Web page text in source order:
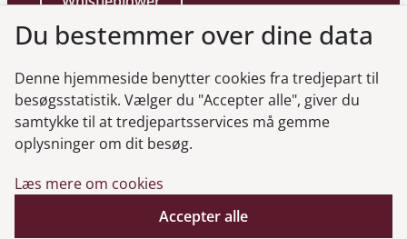
Genveje
Gå til virksomhedsregisteret
Gå til selskabsmeddelelser
Du bestemmer over dine data
Denne hjemmeside benytter cookies fra tredjepart til
besøgsstatistik. Vælger du "Accepter alle", giver du
samtykke til at tredjepartsservices må gemme
oplysninger om dit besøg.
Læs mere om cookies
Accepter alle